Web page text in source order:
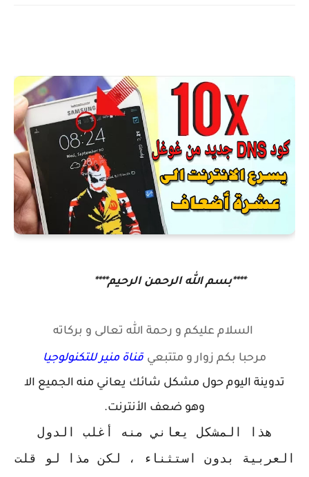
****بسم الله الرحمن الرحيم****
السلام عليكم و رحمة الله تعالى و بركاته
مرحبا بكم زوار و متتبعي قناة منير للتكنولوجيا
تدوينة اليوم حول مشكل شائك يعاني منه الجميع الا
وهو ضعف الأنترنت.
هذا المشكل يعاني منه أغلب الدول
العربية بدون استثناء ، لكن مذا لو قلت